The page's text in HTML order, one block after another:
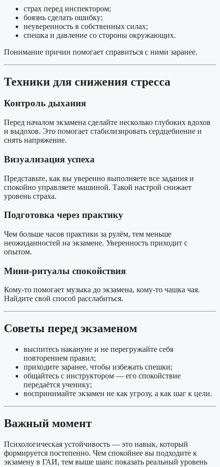
страх перед инспектором;
боязнь сделать ошибку;
неуверенность в собственных силах;
спешка и давление со стороны окружающих.
Понимание причин помогает справиться с ними заранее.
Техники для снижения стресса
Контроль дыхания
Перед началом экзамена сделайте несколько глубоких вдохов
и выдохов. Это помогает стабилизировать сердцебиение и
снять напряжение.
Визуализация успеха
Представьте, как вы уверенно выполняете все задания и
спокойно управляете машиной. Такой настрой снижает
уровень страха.
Подготовка через практику
Чем больше часов практики за рулём, тем меньше
неожиданностей на экзамене. Уверенность приходит с
опытом.
Мини-ритуалы спокойствия
Кому-то помогает музыка до экзамена, кому-то чашка чая.
Найдите свой способ расслабиться.
Советы перед экзаменом
выспитесь накануне и не перегружайте себя
повторением правил;
приходите заранее, чтобы избежать спешки;
общайтесь с инструктором — его спокойствие
передаётся ученику;
воспринимайте экзамен не как угрозу, а как шаг к цели.
Важный момент
Психологическая устойчивость — это навык, который
формируется постепенно. Чем спокойнее вы подходите к
экзамену в ГАИ, тем выше шанс показать реальный уровень